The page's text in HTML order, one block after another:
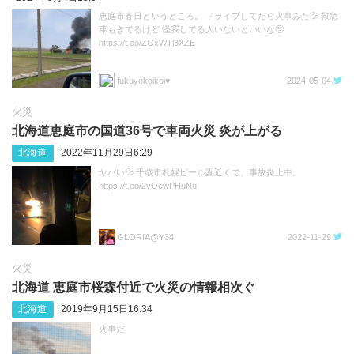
恵庭市春日というところ。 ドライブしてたら火事みた💦 救急
車もきてるけど 怪我してる人いないといいな🥺
https://t.co/ZOxWTj3XZE
fukuyokoikoi♥ 2024-05-04
火災
北海道恵庭市の国道36号で車両火災 炎が上がる
北海道 2022年11月29日6:29
ヤバい💦 千歳市札幌ビール園近くで、事故炎上中。
https://t.co/2vOewPHuNu
GLORIA@Y34 2022-11-29
火災
北海道 恵庭市桜森付近で火災の情報相次ぐ
北海道 2019年9月15日16:34
火事だ